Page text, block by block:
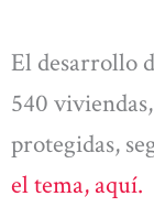
El desarrollo
540
protegidas,
el tema, aquí.